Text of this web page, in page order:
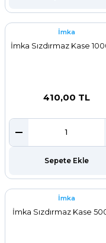
İmka
İmka Sızdırmaz Kase
410,00 TL
Sepete Ekle
İmka
İmka Sızdırmaz Kase